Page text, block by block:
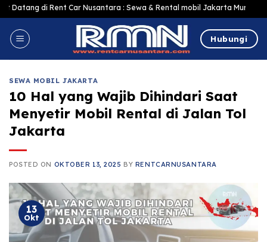
Skip
to
content
Car Nusantara : Sewa & Rental mobil Jakarta Murah Harga
Hubungi
SEWA MOBIL JAKARTA
10 Hal yang Wajib Dihindari Saat
Menyetir Mobil Rental di Jalan Tol
Jakarta
POSTED ON OKTOBER 13, 2025 BY RENTCARNUSANTARA
13
Okt